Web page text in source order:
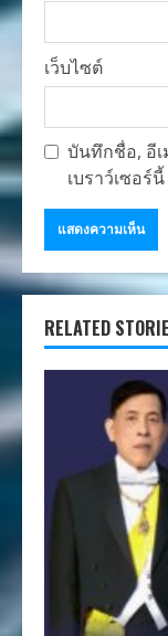
เว็บไซต์
บันทึกชื่อ, อี
เบราว์เซอร์
RELATED